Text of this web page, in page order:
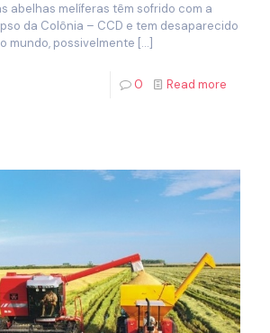
abelhas melíferas têm sofrido com a
da Colônia – CCD e tem desaparecido
mundo, possivelmente […]
0 Read more